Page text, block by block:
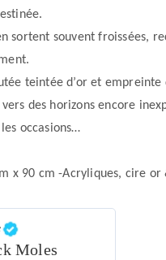
sortent souvent froissées,
teintée d’or et
des horizons encore
occasions…
x 90 cm -Acryliques, cire or
Moles